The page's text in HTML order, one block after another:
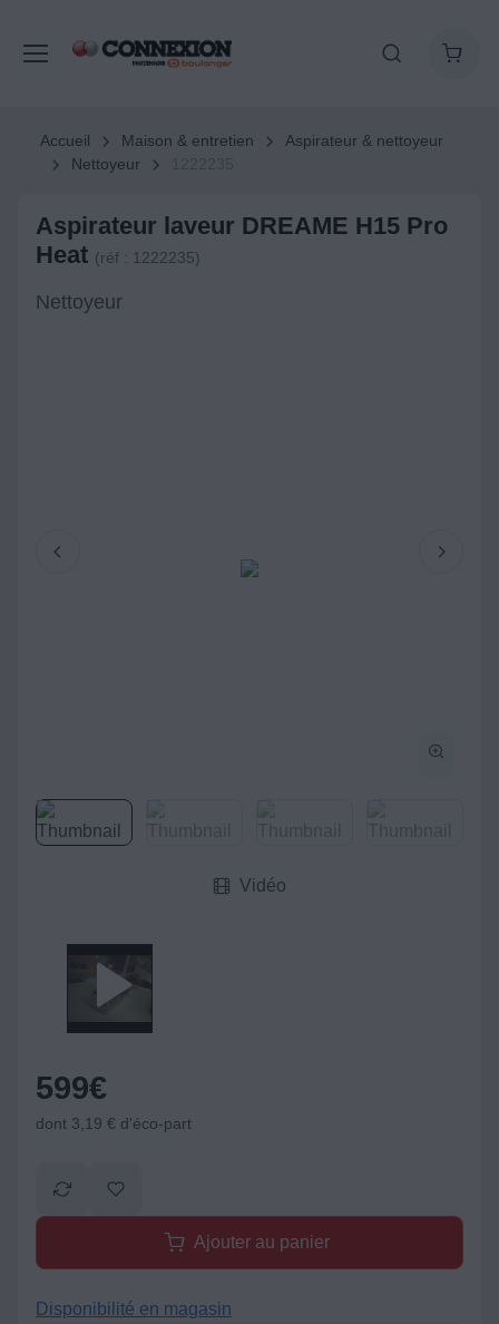
Accueil Maison & entretien
Aspirateur & nettoyeur
Nettoyeur
Aspirateur laveur DREAME H15 Pro
Heat (réf : 1222235)
Nettoyeur
Vidéo
599€
dont 3,19 € d'éco-part
Ajouter au panier
Disponibilité en magasin